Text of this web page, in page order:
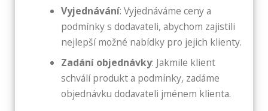
Vyjednávání: Vyjednáváme ceny a
podmínky s dodavateli, abychom zajistili
nejlepší možné nabídky pro jejich klienty.
Zadání objednávky: Jakmile klient
schválí produkt a podmínky, zadáme
objednávku dodavateli jménem klienta.